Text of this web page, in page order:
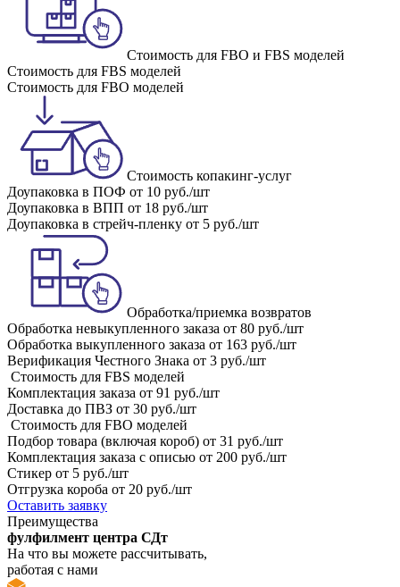
Стоимость для FBO и FBS моделей
Стоимость для FBS моделей
Стоимость для FBO моделей
Стоимость копакинг-услуг
Доупаковка в ПОФ от 10 руб./шт
Доупаковка в ВПП от 18 руб./шт
Доупаковка в стрейч-пленку от 5 руб./шт
Обработка/приемка возвратов
Обработка невыкупленного заказа от 80 руб./шт
Обработка выкупленного заказа от 163 руб./шт
Верификация Честного Знака от 3 руб./шт
Стоимость для FBS моделей
Комплектация заказа от 91 руб./шт
Доставка до ПВЗ от 30 руб./шт
Стоимость для FBO моделей
Подбор товара (включая короб) от 31 руб./шт
Комплектация заказа с описью от 200 руб./шт
Стикер от 5 руб./шт
Отгрузка короба от 20 руб./шт
Оставить заявку
Преимущества
фулфилмент центра СДт
На что вы можете рассчитывать,
работая с нами